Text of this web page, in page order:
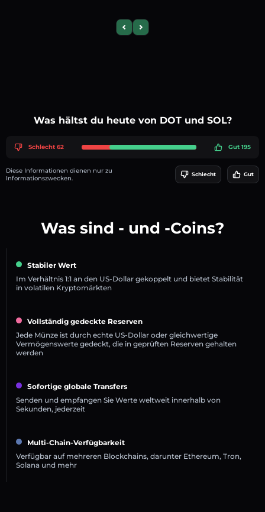
Previous slide
Next slide
Was hältst du heute von DOT und SOL?
Schlecht 62 Gut 195
Diese Informationen dienen nur zu
Informationszwecken.
Schlecht Gut
Was sind - und -Coins?
Stabiler Wert
Im Verhältnis 1:1 an den US-Dollar gekoppelt und bietet Stabilität
in volatilen Kryptomärkten
Vollständig gedeckte Reserven
Jede Münze ist durch echte US-Dollar oder gleichwertige
Vermögenswerte gedeckt, die in geprüften Reserven gehalten
werden
Sofortige globale Transfers
Senden und empfangen Sie Werte weltweit innerhalb von
Sekunden, jederzeit
Multi-Chain-Verfügbarkeit
Verfügbar auf mehreren Blockchains, darunter Ethereum, Tron,
Solana und mehr